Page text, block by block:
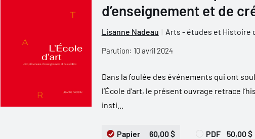
d’enseignement et de
Lisanne Nadeau Arts - études et Histoire
Parution: 10 avril 2024
Dans la foulée des événements qui ont
l’École d’art, le présent ouvrage retrace
insti...
Papier 60,00 $ PDF 50,00 $